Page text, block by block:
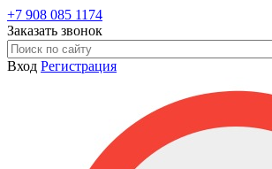
+7 908 085 1174
Заказать звонок
Вход Регистрация